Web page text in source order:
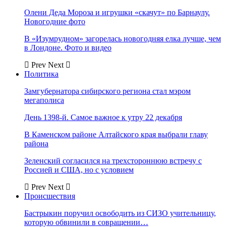
Олени Деда Мороза и игрушки «скачут» по Барнаулу.
Новогодние фото
В «Изумрудном» загорелась новогодняя елка лучше, чем
в Лондоне. Фото и видео
Prev Next
Политика
Замгубернатора сибирского региона стал мэром
мегаполиса
День 1398-й. Самое важное к утру 22 декабря
В Каменском районе Алтайского края выбрали главу
района
Зеленский согласился на трехстороннюю встречу с
Россией и США, но с условием
Prev Next
Происшествия
Бастрыкин поручил освободить из СИЗО учительницу,
которую обвинили в совращении…